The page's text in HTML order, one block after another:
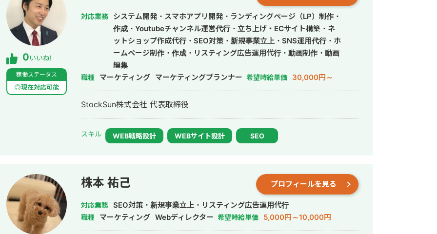
0いいね!
稼働ステータス
◎現在対応可能
対応業務
システム開発・スマホアプリ開発・ランディングページ（LP）制作・
作成・Youtubeチャンネル運営代行・立ち上げ・ECサイト構築・ネ
ットショップ作成代行・SEO対策・新規事業立上・SNS運用代行・ホ
ームページ制作・作成・リスティング広告運用代行・動画制作・動画
編集
職種 マーケティング マーケティングプランナー 希望時給単価 30,000円～
StockSun株式会社 代表取締役
スキル WEB戦略設計 WEBサイト設計 SEO
株本 祐己 プロフィールを見る
対応業務 SEO対策・新規事業立上・リスティング広告運用代行
職種 マーケティング Webディレクター 希望時給単価 5,000円～10,000円